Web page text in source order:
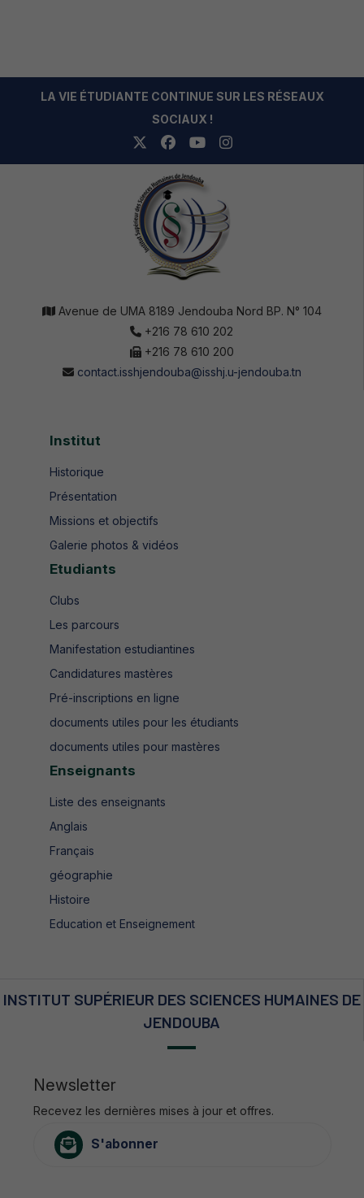
LA VIE ÉTUDIANTE CONTINUE SUR LES RÉSEAUX
SOCIAUX !
Avenue de UMA 8189 Jendouba Nord BP. N° 104
+216 78 610 202
+216 78 610 200
contact.isshjendouba@isshj.u-jendouba.tn
Institut
Historique
Présentation
Missions et objectifs
Galerie photos & vidéos
Etudiants
Clubs
Les parcours
Manifestation estudiantines
Candidatures mastères
Pré-inscriptions en ligne
documents utiles pour les étudiants
documents utiles pour mastères
Enseignants
Liste des enseignants
Anglais
Français
géographie
Histoire
Education et Enseignement
INSTITUT SUPÉRIEUR DES SCIENCES HUMAINES DE
JENDOUBA
Newsletter
Recevez les dernières mises à jour et offres.
S'abonner